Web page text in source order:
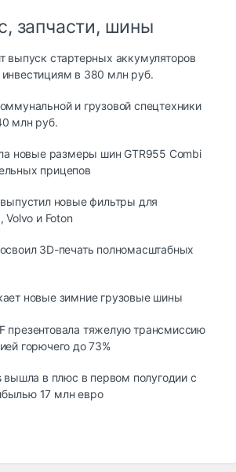
запчасти, шины
выпуск стартерных аккумуляторов
инвестициям в 380 млн руб.
и грузовой спецтехники
млн руб.
новые размеры шин GTR955 Combi
прицепов
новые фильтры для
Volvo и Foton
3D-печать полномасштабных
новые зимние грузовые шины
презентовала тяжелую трансмиссию
горючего до 73%
вышла в плюс в первом полугодии с
17 млн евро